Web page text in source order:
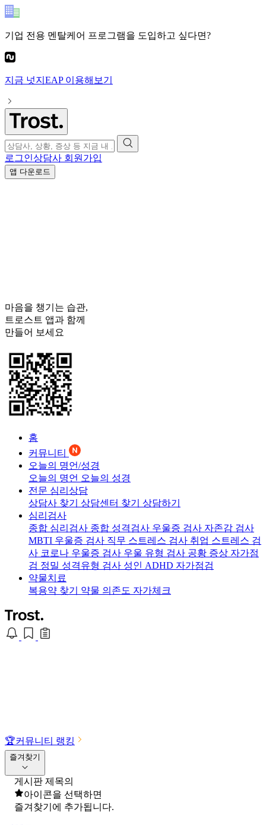
기업 전용 멘탈케어 프로그램을 도입하고 싶다면?
지금 넛지EAP이용해보기
로그인상담사 회원가입
앱 다운로드
마음을 챙기는 습관,
트로스트 앱과 함께
만들어 보세요
홈
커뮤니티
오늘의 명언/성경
오늘의 명언 오늘의 성경
전문 심리상담
상담사 찾기 상담센터 찾기 상담하기
심리검사
종합 심리검사 종합 성격검사 우울증 검사 자존감 검사
MBTI 우울증 검사 직무 스트레스 검사 취업 스트레스 검
사 코로나 우울증 검사 우울 유형 검사 공황 증상 자가점
검 정밀 성격유형 검사 성인 ADHD 자가점검
약물치료
복용약 찾기 약물 의존도 자가체크
🏆커뮤니티 랭킹
즐겨찾기
게시판 제목의
아이콘을 선택하면
즐겨찾기에 추가됩니다.